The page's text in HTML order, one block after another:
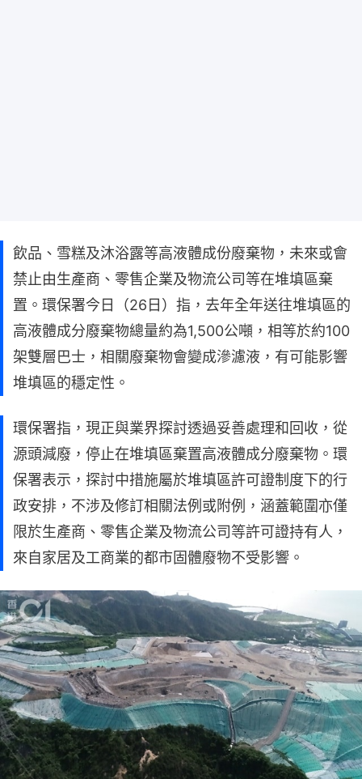
飲品、雪糕及沐浴露等高液體成份廢棄物，未來或會
禁止由生產商、零售企業及物流公司等在堆填區棄
置。環保署今日（26日）指，去年全年送往堆填區的
高液體成分廢棄物總量約為1,500公噸，相等於約100
架雙層巴士，相關廢棄物會變成滲濾液，有可能影響
堆填區的穩定性。
環保署指，現正與業界探討透過妥善處理和回收，從
源頭減廢，停止在堆填區棄置高液體成分廢棄物。環
保署表示，探討中措施屬於堆填區許可證制度下的行
政安排，不涉及修訂相關法例或附例，涵蓋範圍亦僅
限於生產商、零售企業及物流公司等許可證持有人，
來自家居及工商業的都市固體廢物不受影響。